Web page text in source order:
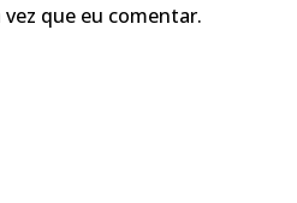
que eu comentar.